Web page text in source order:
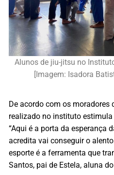
Alunos de jiu-jitsu no
[Imagem: Isadora
De acordo com os moradores
realizado no instituto
“Aqui é a porta da esperança
acredita vai conseguir o
esporte é a ferramenta que
Santos, pai de Estela, aluna